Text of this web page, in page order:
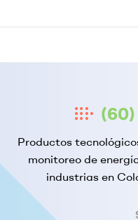
Productos
monitoreo de
industrias en